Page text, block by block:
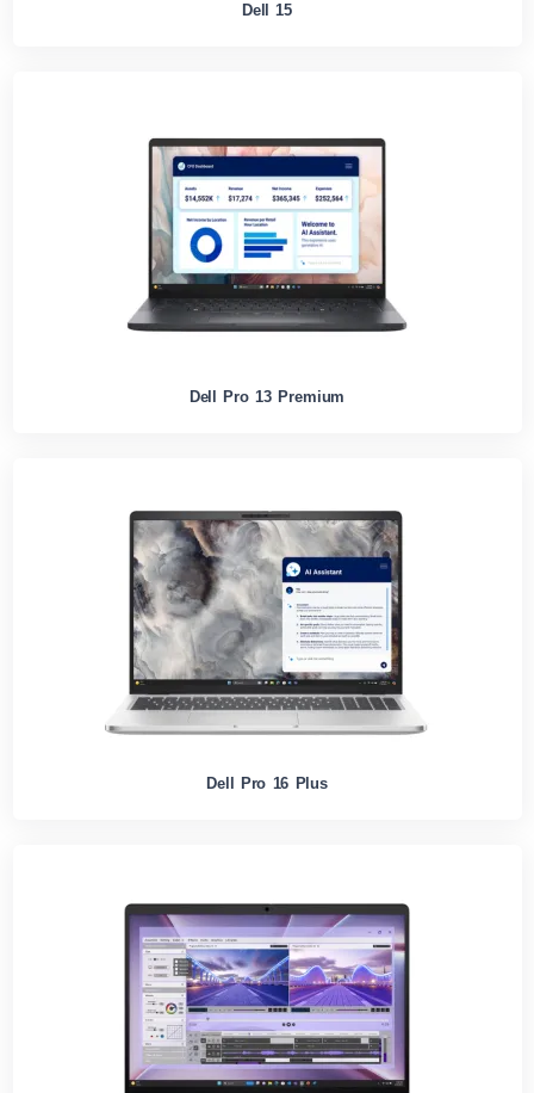
Dell 15
Dell Pro 13 Premium
Dell Pro 16 Plus